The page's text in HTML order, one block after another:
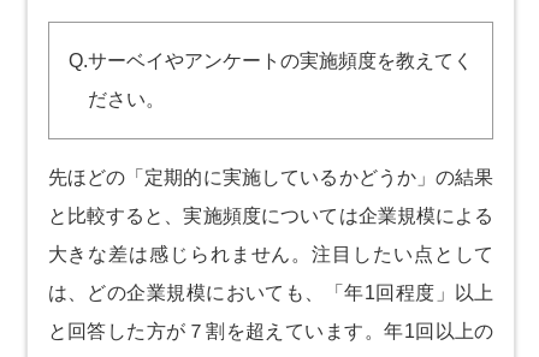
Q.サーベイやアンケートの実施頻度を教えてく
ださい。
先ほどの「定期的に実施しているかどうか」の結果
と比較すると、実施頻度については企業規模による
大きな差は感じられません。注目したい点として
は、どの企業規模においても、「年1回程度」以上
と回答した方が７割を超えています。年1回以上の